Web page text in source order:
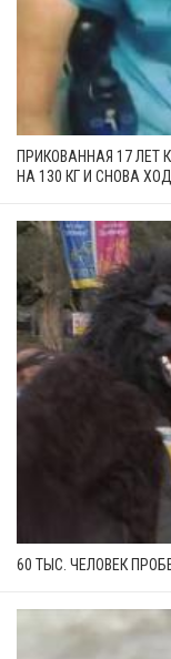
ПРИКОВАННАЯ 17
НА 130 КГ И СНОВА
60 ТЫС. ЧЕЛОВЕК